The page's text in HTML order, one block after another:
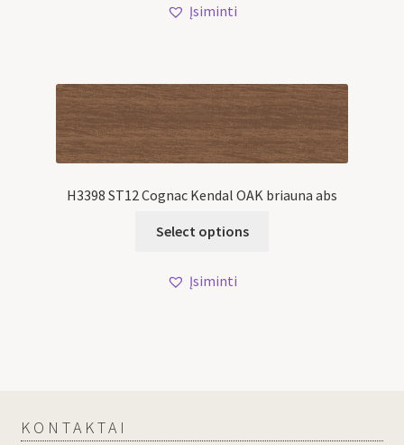
Įsiminti
H3398 ST12 Cognac Kendal OAK briauna abs
Select options
Įsiminti
KONTAKTAI